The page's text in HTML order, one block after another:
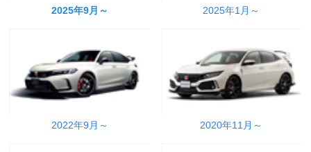
2025年9月～ 2025年1月～
2022年9月～ 2020年11月～